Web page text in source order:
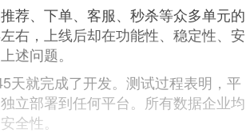
荐、下单、客服、秒杀等众多单元的
右，上线后却在功能性、稳定性、安
述问题。
天就完成了开发。测试过程表明，平
立部署到任何平台。所有数据企业均
全性。